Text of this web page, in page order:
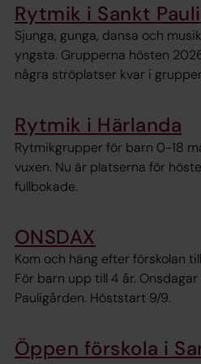
Rytmik i Sankt Pauli
Sjunga, gunga, dansa och
yngsta. Grupperna hösten
några ströplatser kvar i
Rytmik i Härlanda
Rytmikgrupper för barn 0-18
vuxen. Nu är platserna för
fullbokade.
ONSDAX
Kom och häng efter förskolan
För barn upp till 4 år. Onsdagar
Pauligården. Höststart 9/9.
Öppen förskola i